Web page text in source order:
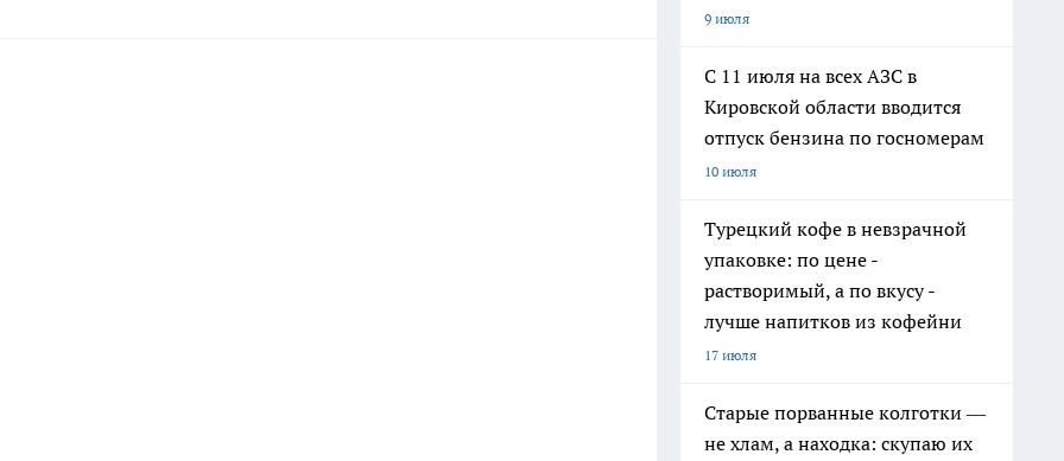
9 июля
С 11 июля на всех АЗС в
Кировской области вводится
отпуск бензина по госномерам
10 июля
Турецкий кофе в невзрачной
упаковке: по цене -
растворимый, а по вкусу -
лучше напитков из кофейни
17 июля
Старые порванные колготки —
не хлам, а находка: скупаю их